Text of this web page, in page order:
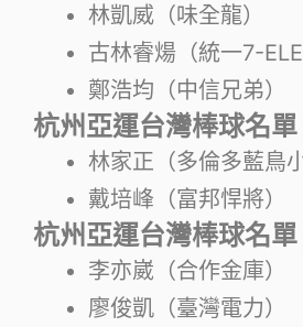
林凱威（味全龍）
古林睿煬（統一7-
鄭浩均（中信兄弟）
杭州亞運台灣棒球名
林家正（多倫多藍鳥
戴培峰（富邦悍將）
杭州亞運台灣棒球名
李亦崴（合作金庫）
廖俊凱（臺灣電力）